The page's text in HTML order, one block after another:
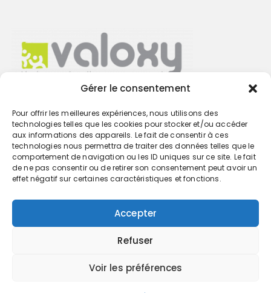
Gérer le consentement
Pour offrir les meilleures expériences, nous utilisons des
technologies telles que les cookies pour stocker et/ou accéder
aux informations des appareils. Le fait de consentir à ces
technologies nous permettra de traiter des données telles que le
comportement de navigation ou les ID uniques sur ce site. Le fait
de ne pas consentir ou de retirer son consentement peut avoir un
effet négatif sur certaines caractéristiques et fonctions.
Accepter
Refuser
Voir les préférences
Trouvez votre cabinet
GO